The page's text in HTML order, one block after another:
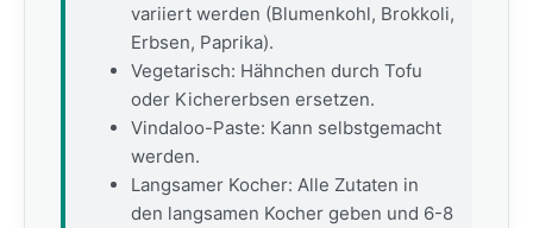
variiert werden (Blumenkohl, Brokkoli,
Erbsen, Paprika).
Vegetarisch: Hähnchen durch Tofu
oder Kichererbsen ersetzen.
Vindaloo-Paste: Kann selbstgemacht
werden.
Langsamer Kocher: Alle Zutaten in
den langsamen Kocher geben und 6-8